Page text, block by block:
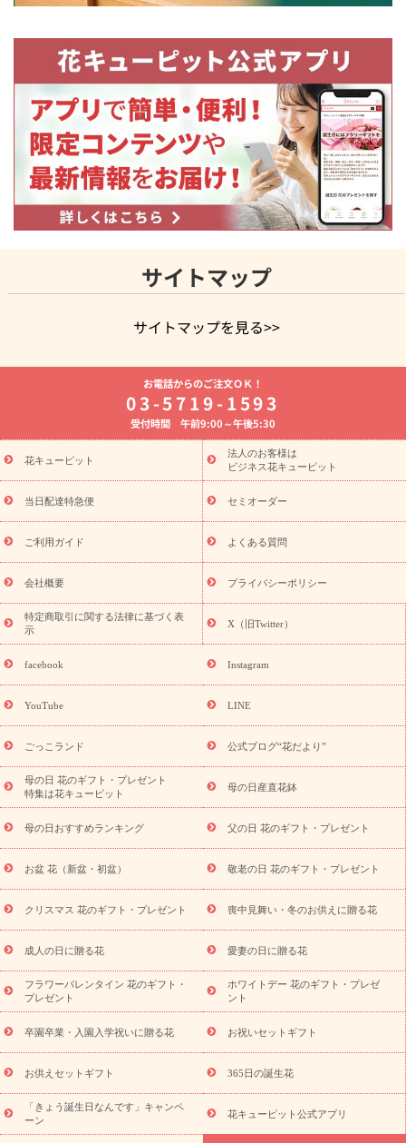
サイトマップ
サイトマップを見る>>
よく贈られる花
お祝いの花特集
誕生日フラワーギフト特集
8月の誕生花(トルコキキョウ)
開店・開業祝い
お供え・お悔やみ お供え・お悔やみの花
通夜・葬儀に贈る花 胡蝶蘭・花鉢
ーブドフラワー
季節のイベント
ひまわり ギフト・プレゼント
特集
お盆 花（新盆・初盆） 季節のイベント
お盆 花（新
盆・初盆）
お盆 花（新盆・初盆）
お盆・お供え 花とセットギ
フト
お盆・お供え プリザーブドフラワー
ひまわり ギフト・プ
レゼント特集
夏の花贈り・お中元・暑中見舞い 花のギフト特集
敬老の日におくる花ギフト・プレゼント特集
花ギフト・プレゼント特集
敬老の日 花のおすすめランキング
敬
老の日 花鉢植えのギフト・プレゼント特集
敬老の日 花とセットギ
フト・プレゼント特集
敬老の日の花 全てのギフト一覧
キャン
ペーン
映画『ウォーターガーディアンズ』コラボキャンペーン
「きょう誕生日なんです」キャンペーン
誕生日の花を探す
誕生日フラワーギフト 誕生日フラワーギフト特集
9月の誕生花(リンドウ)
ら探す
お祝いの花特集 当日配達特急便 お祝い商品一覧
念日
結婚祝い 出産祝い 退院祝い・快気祝い
寿祝い
プチギフト ペットのお祝いフラワー
供え・お悔やみ商品一覧
お供え・お悔やみの花
四十九日法要以
降に贈る花
通夜・葬儀に贈る花
お供え お花とセットギフト
お供え プリザーブドフラワー
ペットのお供えフラワー
お盆（新
盆・初盆）
その他 お祝い返し お見舞い
お取り寄せギフト
ビジネス用
ご自宅用 観葉植物 ミディ胡蝶蘭
プリザーブ
ドフラワー
スタイルから探す アレンジメント 花束
スタ
ンド花
お祝い お供え・お悔やみ 胡蝶蘭 胡蝶蘭・花鉢
ディ胡蝶蘭・お祝い
ミディ胡蝶蘭・お供え
世界初の青色胡蝶蘭
観葉植物
観葉植物 産直多肉植物
プリザーブドフラワー
お祝い
お供え・お悔やみ 花とセットギフト
セミオーダー
プチギフト（hanamore -ハナモア-）
花とみどりのeギフト
キューピットのeGfit
カラー ピンク イエローオレンジ
レッ
ド
お花の種類 トルコキキョウ
お祝い お祝い・3000円～ お祝い・4000円～
お祝い・
5000円～
お祝い・7000円～ お祝い・ 10000円～
お供え・お
悔やみ
お電話からのご注文ＯＫ！
03-5719-1593
受付時間 午前9:00～午後5:30
花キューピット
法人のお客様は
ビジネス花キューピット
当日配達特急便 セミオーダー
ご利用ガイド よくある質問
会社概要 プライバシーポリシー
特定商取引に関する法律に基づく表
示
X（旧Twitter）
facebook Instagram
YouTube LINE
ごっこランド 公式ブログ“花だより”
母の日 花のギフト・プレゼント
特集は花キューピット
母の日産直花鉢
母の日おすすめランキング 父の日 花のギフト・プレゼント
お盆 花（新盆・初盆） 敬老の日 花のギフト・プレゼント
クリスマス 花のギフト・プレゼント 喪中見舞い・冬のお供えに贈る花
成人の日に贈る花 愛妻の日に贈る花
フラワーバレンタイン 花のギフト・
プレゼント
ホワイトデー 花のギフト・プレゼ
ント
卒園卒業・入園入学祝いに贈る花 お祝いセットギフト
お供えセットギフト 365日の誕生花
「きょう誕生日なんです」キャンペ
ーン
花キューピット公式アプリ